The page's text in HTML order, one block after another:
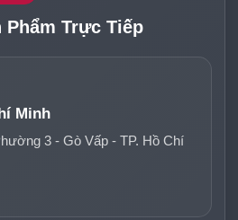
Phẩm Trực Tiếp
Minh
3 - Gò Vấp - TP. Hồ Chí